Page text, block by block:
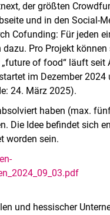
der größten
und in den Social-
Cofunding: Für jeden
dazu. Pro Projekt
of food“ läuft seit
im Dezember 2024
24. März 2025).
haben (max.
Die Idee befindet sich
worden sein.
und hessischer